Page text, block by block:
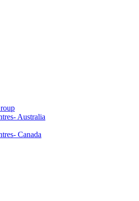
Australia
Canada